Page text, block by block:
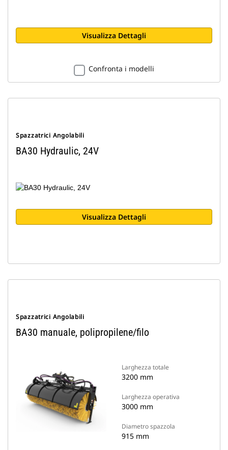
Visualizza Dettagli
Confronta i modelli
Spazzatrici Angolabili
BA30 Hydraulic, 24V
Visualizza Dettagli
Spazzatrici Angolabili
BA30 manuale, polipropilene/filo
Larghezza totale
3200 mm
Larghezza operativa
3000 mm
Diametro spazzola
915 mm